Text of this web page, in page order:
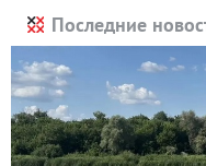
Последние